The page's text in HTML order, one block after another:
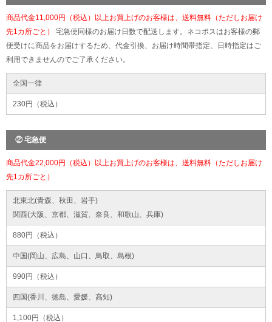
商品代金11,000円（税込）以上お買上げのお客様は、送料無料（ただしお届け
先1カ所ごと） 宅急便同様のお届け日数で配送します。ネコポスはお客様の郵
便受けに商品をお届けするため、代金引換、お届け時間帯指定、日時指定はご
利用できませんのでご了承ください。
全国一律
230円（税込）
② 宅急便
商品代金22,000円（税込）以上お買上げのお客様は、送料無料（ただしお届け
先1カ所ごと）
北東北(青森、秋田、岩手)
関西(大阪、京都、滋賀、奈良、和歌山、兵庫)
880円（税込）
中国(岡山、広島、山口、鳥取、島根)
990円（税込）
四国(香川、徳島、愛媛、高知)
1,100円（税込）